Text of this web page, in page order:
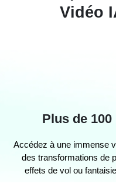
Vidéo
Plus de
Accédez à une immense
des transformations de
effets de vol ou